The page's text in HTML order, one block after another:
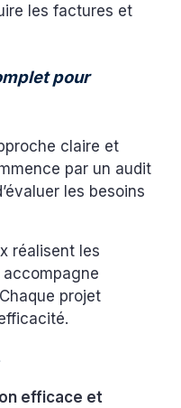
les factures et
pour
claire et
par un audit
les besoins
réalisent les
projet
efficace et